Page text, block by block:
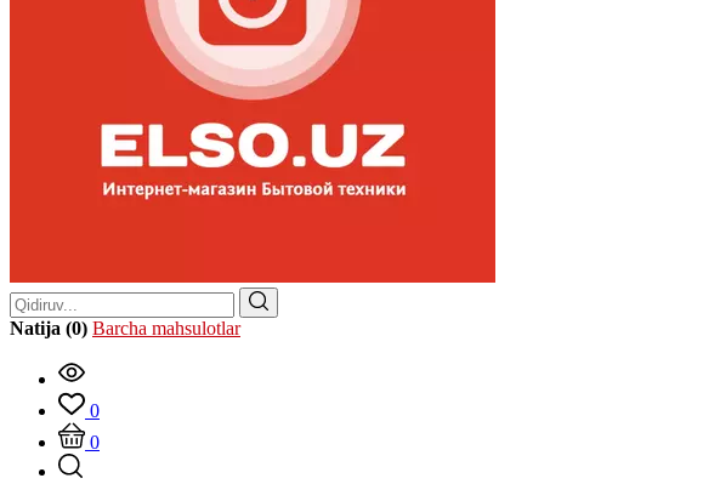
Natija (0) Barcha mahsulotlar
0
0